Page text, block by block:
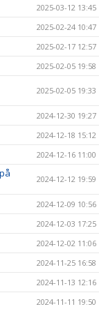
2025-03-12 13:45
2025-02-24 10:47
2025-02-17 12:57
2025-02-05 19:58
2025-02-05 19:33
2024-12-30 19:27
2024-12-18 15:12
2024-12-16 11:00
2024-12-12 19:59
2024-12-09 10:56
2024-12-03 17:25
2024-12-02 11:06
2024-11-25 16:58
2024-11-13 12:16
2024-11-11 19:50